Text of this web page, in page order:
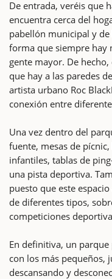
De entrada, veréis que
encuentra cerca del
pabellón municipal y
forma que siempre hay
gente mayor. De
que hay a las paredes
artista urbano Roc
conexión entre
Una vez dentro del
fuente, mesas de
infantiles, tablas de
una pista deportiva.
puesto que este
de diferentes tipos,
competiciones
En definitiva, un
con los más pequeños,
descansando y